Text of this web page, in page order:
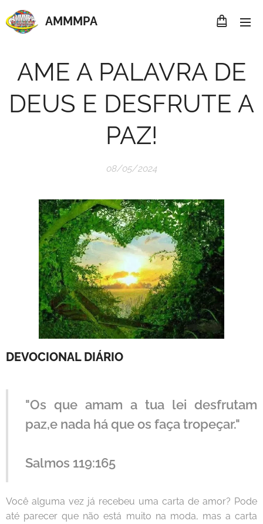
AMMMPA
AME A PALAVRA DE
DEUS E DESFRUTE A
PAZ!
08/05/2024
DEVOCIONAL DIÁRIO
"Os que amam a tua lei desfrutam
paz,e nada há que os faça tropeçar."
Salmos 119:165
Você alguma vez já recebeu uma carta de amor? Pode
até parecer que não está muito na moda, mas a carta